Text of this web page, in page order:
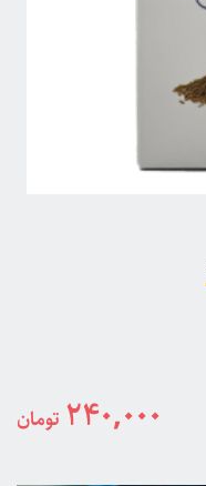
240,000 تومان